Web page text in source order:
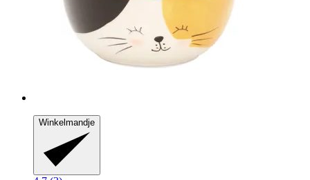
Winkelmandje